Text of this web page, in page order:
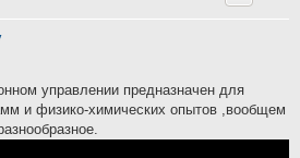
управлении предназначен для
и физико-химических опытов ,вообщем